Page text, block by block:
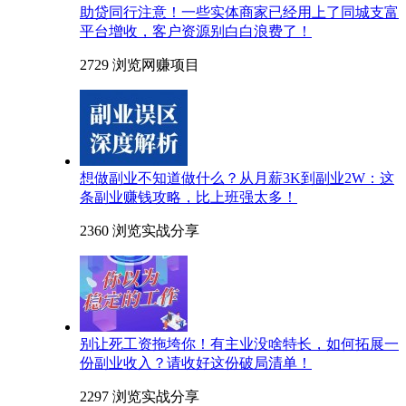
助贷同行注意！一些实体商家已经用上了同城支富
平台增收，客户资源别白白浪费了！
2729 浏览网赚项目
想做副业不知道做什么？从月薪3K到副业2W：这
条副业赚钱攻略，比上班强太多！
2360 浏览实战分享
别让死工资拖垮你！有主业没啥特长，如何拓展一
份副业收入？请收好这份破局清单！
2297 浏览实战分享